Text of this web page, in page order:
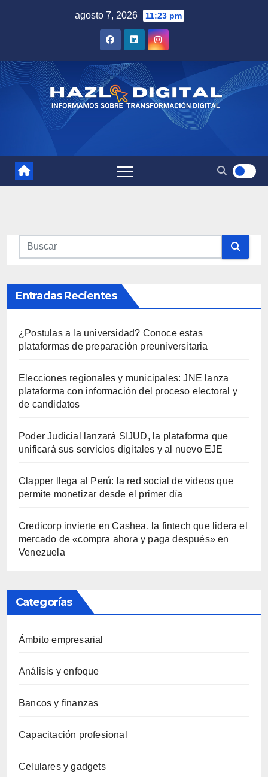
agosto 7, 2026 11:23 pm
Entradas Recientes
¿Postulas a la universidad? Conoce estas
plataformas de preparación preuniversitaria
Elecciones regionales y municipales: JNE lanza
plataforma con información del proceso electoral y
de candidatos
Poder Judicial lanzará SIJUD, la plataforma que
unificará sus servicios digitales y al nuevo EJE
Clapper llega al Perú: la red social de videos que
permite monetizar desde el primer día
Credicorp invierte en Cashea, la fintech que lidera el
mercado de «compra ahora y paga después» en
Venezuela
Categorías
Ámbito empresarial
Análisis y enfoque
Bancos y finanzas
Capacitación profesional
Celulares y gadgets